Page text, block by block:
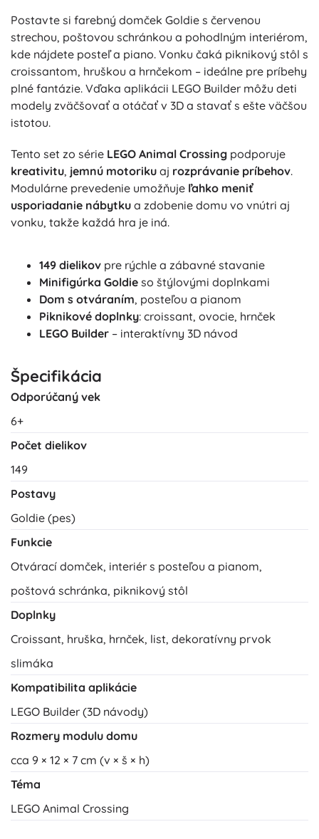
Postavte si farebný domček Goldie s červenou
strechou, poštovou schránkou a pohodlným interiérom,
kde nájdete posteľ a piano. Vonku čaká piknikový stôl s
croissantom, hruškou a hrnčekom – ideálne pre príbehy
plné fantázie. Vďaka aplikácii LEGO Builder môžu deti
modely zväčšovať a otáčať v 3D a stavať s ešte väčšou
istotou.
Tento set zo série LEGO Animal Crossing podporuje
kreativitu, jemnú motoriku aj rozprávanie príbehov.
Modulárne prevedenie umožňuje ľahko meniť
usporiadanie nábytku a zdobenie domu vo vnútri aj
vonku, takže každá hra je iná.
149 dielikov pre rýchle a zábavné stavanie
Minifigúrka Goldie so štýlovými doplnkami
Dom s otváraním, posteľou a pianom
Piknikové doplnky: croissant, ovocie, hrnček
LEGO Builder – interaktívny 3D návod
Špecifikácia
Odporúčaný vek
6+
Počet dielikov
149
Postavy
Goldie (pes)
Funkcie
Otvárací domček, interiér s posteľou a pianom,
poštová schránka, piknikový stôl
Doplnky
Croissant, hruška, hrnček, list, dekoratívny prvok
slimáka
Kompatibilita aplikácie
LEGO Builder (3D návody)
Rozmery modulu domu
cca 9 × 12 × 7 cm (v × š × h)
Téma
LEGO Animal Crossing